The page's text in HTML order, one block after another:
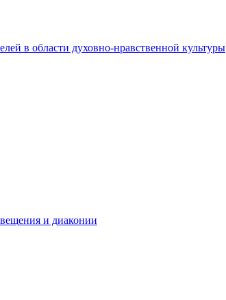
в области духовно-нравственной культуры
и диаконии